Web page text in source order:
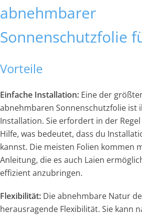
abnehmbarer
Sonnenschutzfolie
Vorteile
Einfache Installation: Eine der
abnehmbaren Sonnenschutzfolie ist
Installation. Sie erfordert in der
Hilfe, was bedeutet, dass du
kannst. Die meisten Folien kommen
Anleitung, die es auch Laien
effizient anzubringen.
Flexibilität: Die abnehmbare Natur
herausragende Flexibilität. Sie kann